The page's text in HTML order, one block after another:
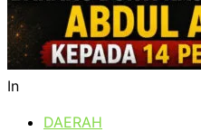
In
DAERAH